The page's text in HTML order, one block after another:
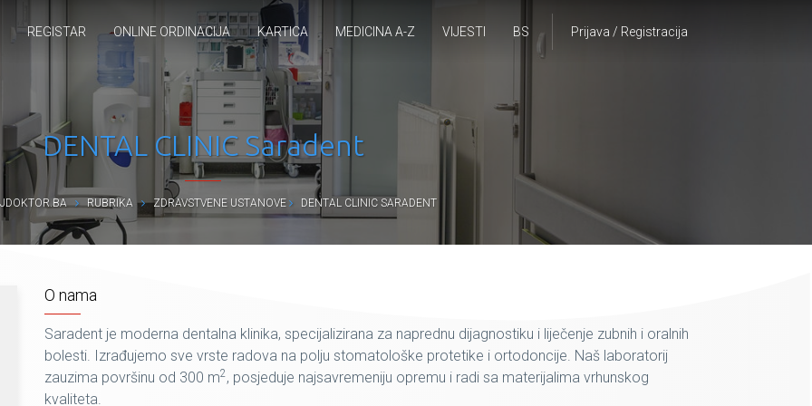
Prijava / Registracija
REGISTAR ONLINE ORDINACIJA KARTICA MEDICINA A-Z VIJESTI BS
DENTAL CLINIC Saradent
RUBRIKA ZDRAVSTVENE USTANOVE DENTAL CLINIC SARADENT
O nama
Saradent je moderna dentalna klinika, specijalizirana za naprednu dijagnostiku i liječenje zubnih i oralnih
bolesti. Izrađujemo sve vrste radova na polju stomatološke protetike i ortodoncije. Naš laboratorij
zauzima površinu od 300 m2, posjeduje najsavremeniju opremu i radi sa materijalima vrhunskog
kvaliteta.